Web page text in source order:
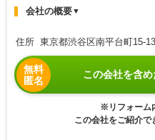
会社の概要▼
住所 東京都渋谷区南平台町15-
無料
匿名
この会社を含
※リフォーム
この会社をご紹介で